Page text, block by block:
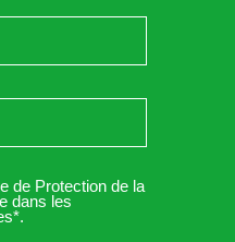
de Protection de la
dans les
.